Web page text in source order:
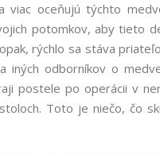
oceňujú týchto
potomkov, aby tieto
rýchlo sa stáva
iných odborníkov o
postele po operácii v
Toto je niečo, čo